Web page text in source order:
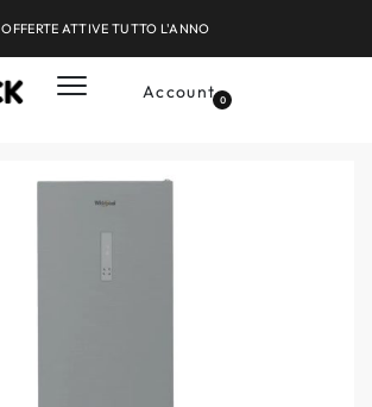
OFFERTE ATTIVE TUTTO L'ANNO
Account 0